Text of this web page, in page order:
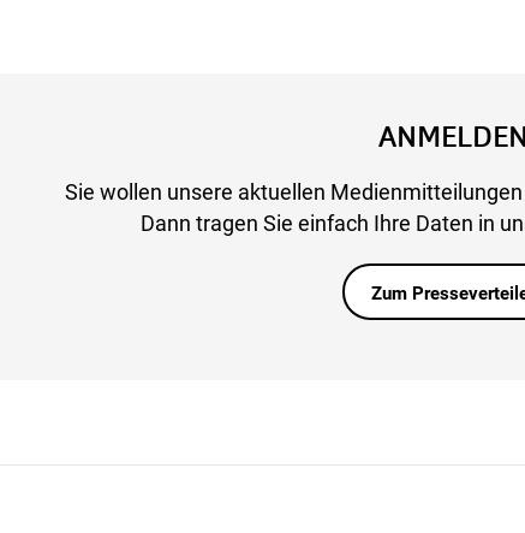
ANMELDEN
Sie wollen unsere aktuellen
Dann tragen Sie einfach Ihre Daten in
Zum